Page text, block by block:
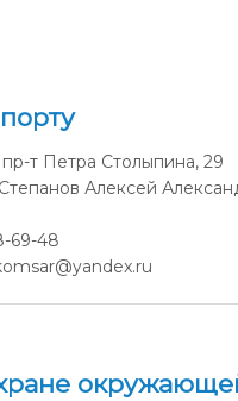
т Петра Столыпина, 29
Алексей
69-48